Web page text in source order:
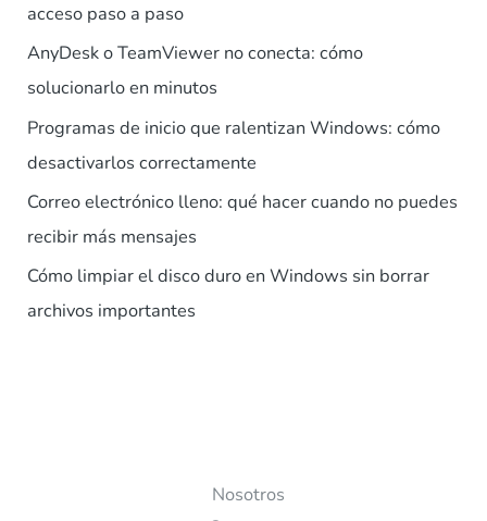
acceso paso a paso
AnyDesk o TeamViewer no conecta: cómo
solucionarlo en minutos
Programas de inicio que ralentizan Windows: cómo
desactivarlos correctamente
Correo electrónico lleno: qué hacer cuando no puedes
recibir más mensajes
Cómo limpiar el disco duro en Windows sin borrar
archivos importantes
Nosotros